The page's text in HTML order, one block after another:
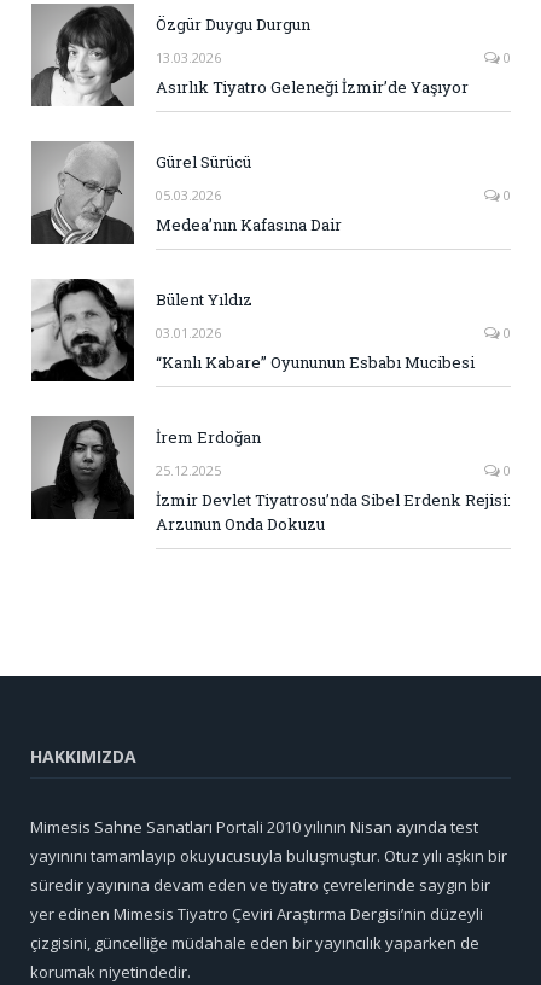
Özgür Duygu Durgun
13.03.2026 0
Asırlık Tiyatro Geleneği İzmir’de Yaşıyor
Gürel Sürücü
05.03.2026 0
Medea’nın Kafasına Dair
Bülent Yıldız
03.01.2026 0
“Kanlı Kabare” Oyununun Esbabı Mucibesi
İrem Erdoğan
25.12.2025 0
İzmir Devlet Tiyatrosu’nda Sibel Erdenk Rejisi:
Arzunun Onda Dokuzu
HAKKIMIZDA
Mimesis Sahne Sanatları Portali 2010 yılının Nisan ayında test
yayınını tamamlayıp okuyucusuyla buluşmuştur. Otuz yılı aşkın bir
süredir yayınına devam eden ve tiyatro çevrelerinde saygın bir
yer edinen Mimesis Tiyatro Çeviri Araştırma Dergisi’nin düzeyli
çizgisini, güncelliğe müdahale eden bir yayıncılık yaparken de
korumak niyetindedir.